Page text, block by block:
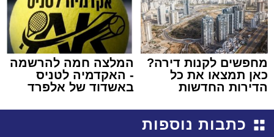
מחפשים לקנות דירה?
כאן תמצאו את כל
הדירות החדשות
המלצה חמה להרשמה
- האקדמיה לטניס
באשדוד של אלפרד
כתבות נוספות